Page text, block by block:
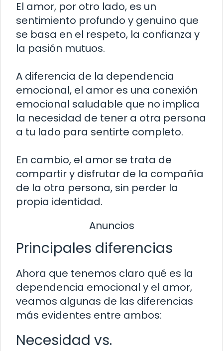
El amor, por otro lado, es un
sentimiento profundo y genuino que
se basa en el respeto, la confianza y
la pasión mutuos.
A diferencia de la dependencia
emocional, el amor es una conexión
emocional saludable que no implica
la necesidad de tener a otra persona
a tu lado para sentirte completo.
En cambio, el amor se trata de
compartir y disfrutar de la compañía
de la otra persona, sin perder la
propia identidad.
Anuncios
Principales diferencias
Ahora que tenemos claro qué es la
dependencia emocional y el amor,
veamos algunas de las diferencias
más evidentes entre ambos:
Necesidad vs.